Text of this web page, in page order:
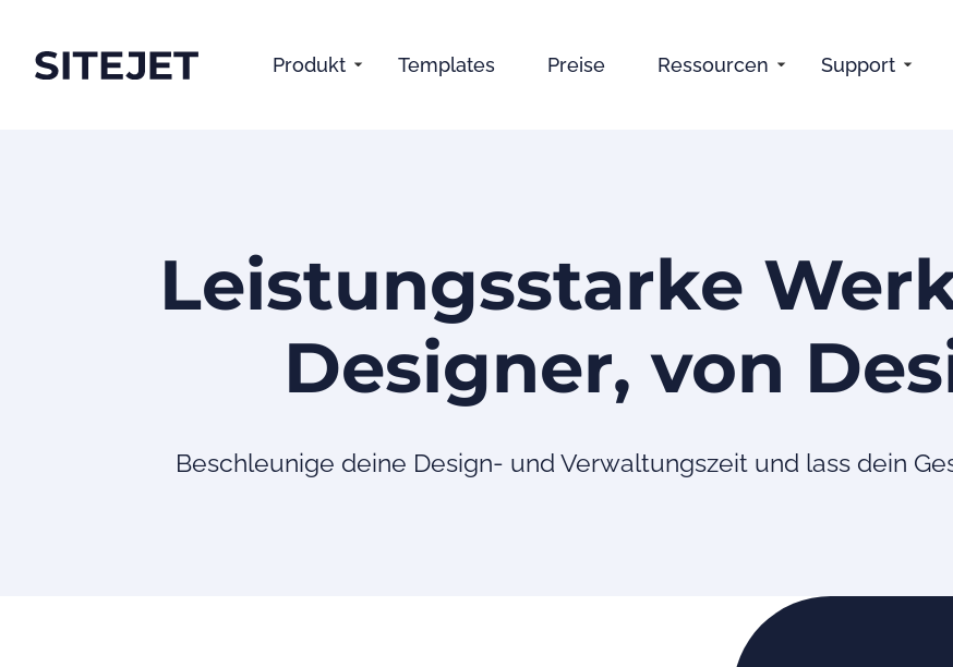
Produkt Templates Preise Ressourcen Support
Leistungsstarke
Designer, von
Beschleunige deine Design- und Verwaltungszeit und lass dein